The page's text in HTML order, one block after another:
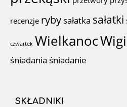
recenzje ryby sałatka sałatki
czwartek Wielkanoc
śniadania śniadanie
SKŁADNIKI